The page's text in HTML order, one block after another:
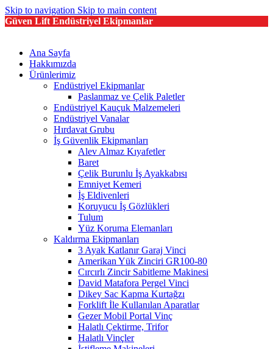
Skip to navigation Skip to main content
Güven Lift Endüstriyel Ekipmanlar
Ana Sayfa
Hakkımızda
Ürünlerimiz
Endüstriyel Ekipmanlar
Paslanmaz ve Çelik Paletler
Endüstriyel Kauçuk Malzemeleri
Endüstriyel Vanalar
Hırdavat Grubu
İş Güvenlik Ekipmanları
Alev Almaz Kıyafetler
Baret
Çelik Burunlu İş Ayakkabısı
Emniyet Kemeri
İş Eldivenleri
Koruyucu İş Gözlükleri
Tulum
Yüz Koruma Elemanları
Kaldırma Ekipmanları
3 Ayak Katlanır Garaj Vinci
Amerikan Yük Zinciri GR100-80
Cırcırlı Zincir Sabitleme Makinesi
David Matafora Pergel Vinci
Dikey Sac Kapma Kurtağzı
Forklift İle Kullanılan Aparatlar
Gezer Mobil Portal Vinç
Halatlı Çektirme, Trifor
Halatlı Vinçler